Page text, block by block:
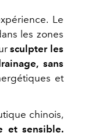
Le
les zones
sculpter les
sans
et
chinois,
et sensible.